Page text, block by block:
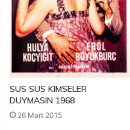
SUS SUS KIMSELER
DUYMASIN 1968
26 Mart 2015